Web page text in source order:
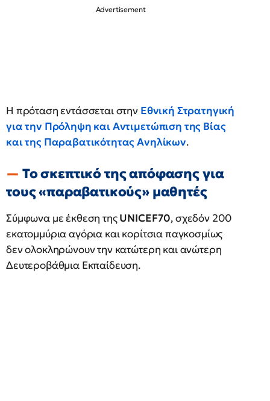
Η πρόταση εντάσσεται στην Εθνική Στρατηγική
για την Πρόληψη και Αντιμετώπιση της Βίας
και της Παραβατικότητας Ανηλίκων.
Το σκεπτικό της απόφασης για
τους «παραβατικούς» μαθητές
Σύμφωνα με έκθεση τηςUNICEF70, σχεδόν 200
εκατομμύρια αγόρια και κορίτσια παγκοσμίως
δεν ολοκληρώνουν την κατώτερη και ανώτερη
Δευτεροβάθμια Εκπαίδευση.